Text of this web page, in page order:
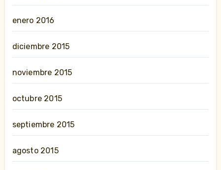
enero 2016
diciembre 2015
noviembre 2015
octubre 2015
septiembre 2015
agosto 2015